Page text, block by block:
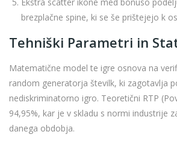
Ekstra scatter ikone med bonuso
brezplačne spine, ki se še prištejejo k
Tehniški Parametri in
Matematične model te igre osnova na
random generatorja številk, ki zagotavlja
nediskriminatorno igro. Teoretični RTP
94,95%, kar je v skladu s normi industrije
danega obdobja.